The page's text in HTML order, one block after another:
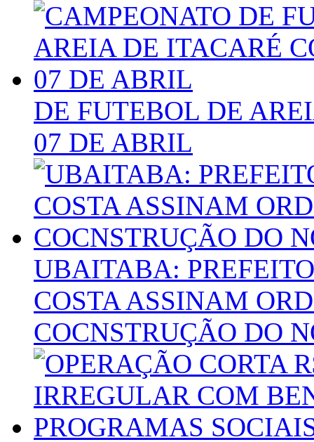
DE FUTEBOL DE
07 DE ABRIL
UBAITABA:
COSTA ASSINAM
COCNSTRUÇÃO DO